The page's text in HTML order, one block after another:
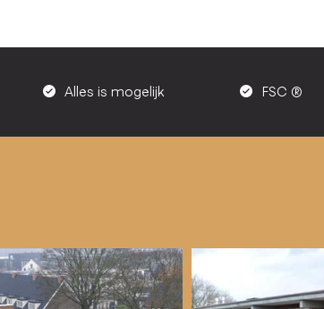
Alles is mogelijk FSC ®